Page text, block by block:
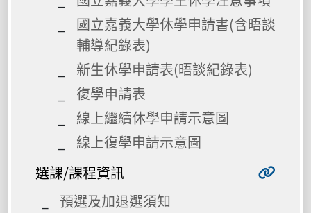
國立嘉義大學休學申請書(含晤談
輔導紀錄表)
新生休學申請表(晤談紀錄表)
復學申請表
線上繼續休學申請示意圖
線上復學申請示意圖
選課/課程資訊
預選及加退選須知